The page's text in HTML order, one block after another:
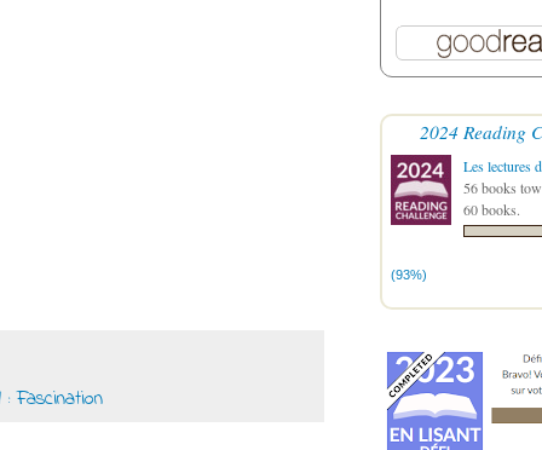
: Fascination
2024 Reading
Les lectures
56 books
60 books.
(93%)